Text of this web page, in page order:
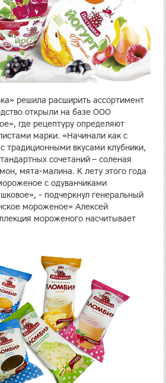
решила расширить ассортимент
открыли на базе ООО
где рецептуру определяют
марки. «Начинали как с
традиционными вкусами клубники,
сочетаний – соленая
мята-малина. К лету этого года
с одуванчиками
- подчеркнул генеральный
мороженое» Алексей
мороженого насчитывает